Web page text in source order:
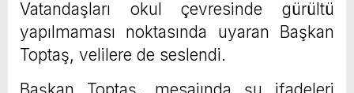
Vatandaşları okul çevresinde gürültü
yapılmaması noktasında uyaran Başkan
Toptaş, velilere de seslendi.